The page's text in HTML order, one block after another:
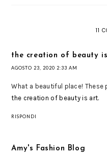
11
the creation of beauty
AGOSTO 23, 2020 2:33 AM
What a beautiful place!
the creation of beauty is art.
RISPONDI
Amy's Fashion Blog